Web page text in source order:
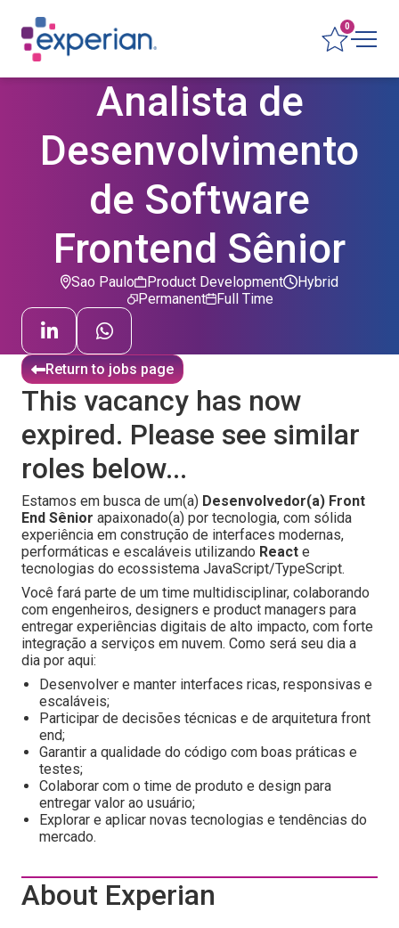
0
Analista de
Desenvolvimento
de Software
Frontend Sênior
Sao Paulo
Product Development
Permanent
Hybrid
Full Time
Return to jobs page
This vacancy has now
expired. Please see similar
roles below...
Estamos em busca de um(a) Desenvolvedor(a) Front
End Sênior apaixonado(a) por tecnologia, com sólida
experiência em construção de interfaces modernas,
performáticas e escaláveis utilizando React e
tecnologias do ecossistema JavaScript/TypeScript.
Você fará parte de um time multidisciplinar, colaborando
com engenheiros, designers e product managers para
entregar experiências digitais de alto impacto, com forte
integração a serviços em nuvem. Como será seu dia a
dia por aqui:
Desenvolver e manter interfaces ricas, responsivas e
escaláveis;
Participar de decisões técnicas e de arquitetura front
end;
Garantir a qualidade do código com boas práticas e
testes;
Colaborar com o time de produto e design para
entregar valor ao usuário;
Explorar e aplicar novas tecnologias e tendências do
mercado.
About Experian